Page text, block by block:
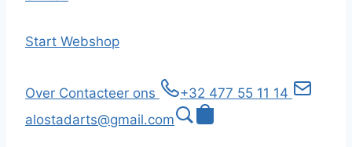
Start Webshop
Over Contacteer ons
+32 477 55 11 14
alostadarts@gmail.com